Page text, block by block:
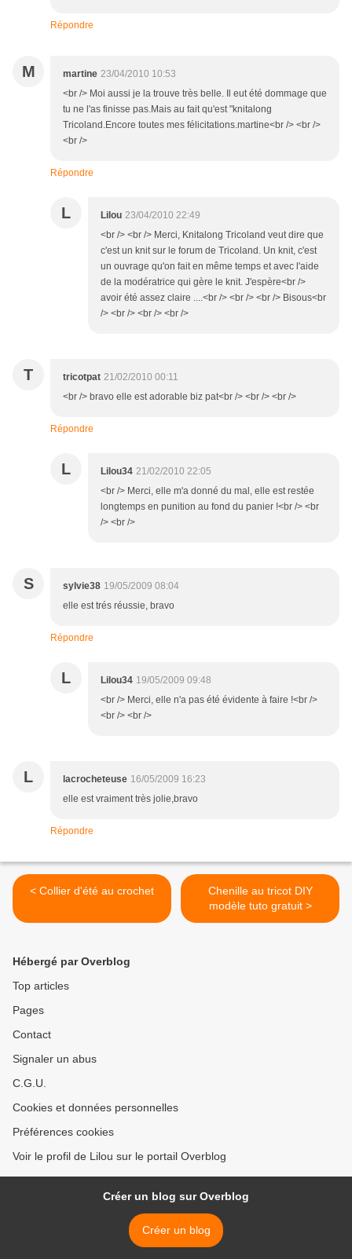
Répondre
M martine 23/04/2010 10:53
<br /> Moi aussi je la trouve très belle. Il eut été dommage que
tu ne l'as finisse pas.Mais au fait qu'est "knitalong
Tricoland.Encore toutes mes félicitations.martine<br /> <br />
<br />
Répondre
L Lilou 23/04/2010 22:49
<br /> <br /> Merci, Knitalong Tricoland veut dire que
c'est un knit sur le forum de Tricoland. Un knit, c'est
un ouvrage qu'on fait en même temps et avec l'aide
de la modératrice qui gère le knit. J'espère<br />
avoir été assez claire ....<br /> <br /> <br /> Bisous<br
/> <br /> <br /> <br />
T tricotpat 21/02/2010 00:11
<br /> bravo elle est adorable biz pat<br /> <br /> <br />
Répondre
L Lilou34 21/02/2010 22:05
<br /> Merci, elle m'a donné du mal, elle est restée
longtemps en punition au fond du panier !<br /> <br
/> <br />
S sylvie38 19/05/2009 08:04
elle est trés réussie, bravo
Répondre
L Lilou34 19/05/2009 09:48
<br /> Merci, elle n'a pas été évidente à faire !<br />
<br /> <br />
L lacrocheteuse 16/05/2009 16:23
elle est vraiment très jolie,bravo
Répondre
< Collier d'été au crochet
Chenille au tricot DIY
modèle tuto gratuit >
Hébergé par Overblog
Top articles
Pages
Contact
Signaler un abus
C.G.U.
Cookies et données personnelles
Préférences cookies
Voir le profil de Lilou sur le portail Overblog
Créer un blog sur Overblog
Créer un blog